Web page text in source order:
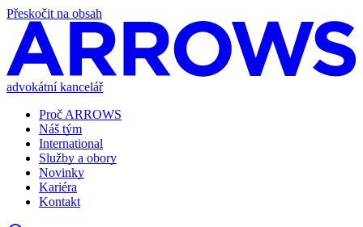
Přeskočit na obsah
advokátní kancelář
Proč ARROWS
Náš tým
International
Služby a obory
Novinky
Kariéra
Kontakt